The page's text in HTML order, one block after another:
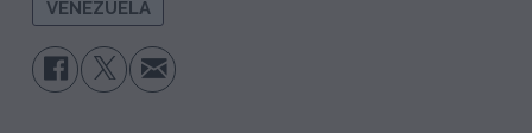
VENEZUELA